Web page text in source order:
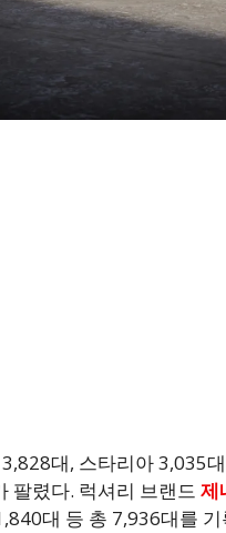
대, 스타리아 3,035
팔렸다. 럭셔리 브랜드 제
대 등 총 7,936대를